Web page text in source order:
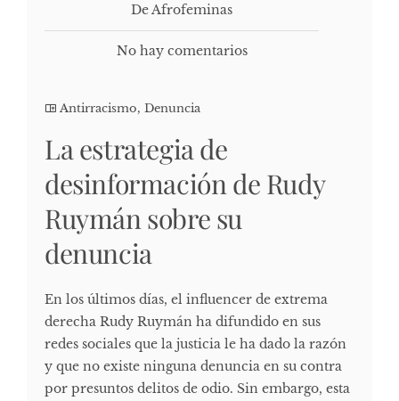
De Afrofeminas
No hay comentarios
Antirracismo, Denuncia
La estrategia de
desinformación de Rudy
Ruymán sobre su
denuncia
En los últimos días, el influencer de extrema
derecha Rudy Ruymán ha difundido en sus
redes sociales que la justicia le ha dado la razón
y que no existe ninguna denuncia en su contra
por presuntos delitos de odio. Sin embargo, esta